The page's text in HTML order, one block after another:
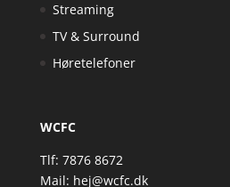
Streaming
TV & Surround
Høretelefoner
WCFC
Tlf: 7876 8672
Mail: hej@wcfc.dk